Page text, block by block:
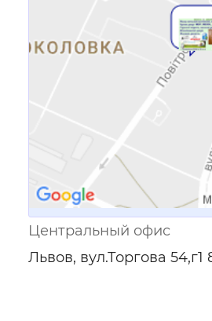
Ссылка для мобильных устройств
Центральный офис
Львов, вул.Торгова 54,г1